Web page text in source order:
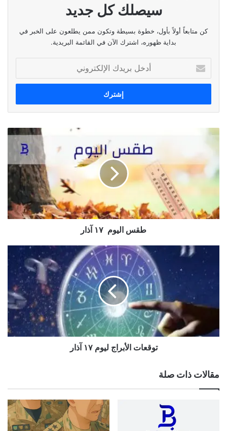
سيصلك كل جديد
كن متابعاً أولاً بأول، خطوة بسيطة وتكون ممن يطلعون على الخبر في
بداية ظهوره، اشترك الآن في القائمة البريدية.
بريدك
الإلكتروني
طقس
طقس اليوم ١٧ آذار
توقعات
الأبراج
توقعات الأبراج ليوم ١٧ آذار
مقالات ذات صلة